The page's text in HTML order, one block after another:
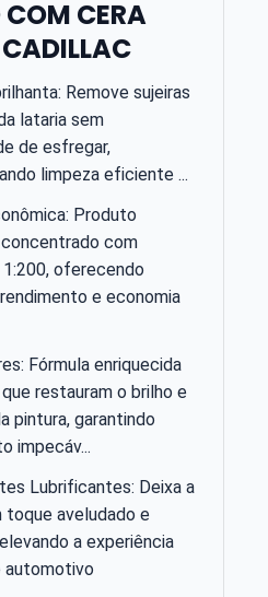
CERA
Remove sujeiras
lataria sem
de esfregar,
limpeza eficiente ...
Produto
com
oferecendo
e economia
Fórmula enriquecida
restauram o brilho e
pintura, garantindo
impecáv...
Lubrificantes: Deixa a
toque aveludado e
a experiência
automotivo